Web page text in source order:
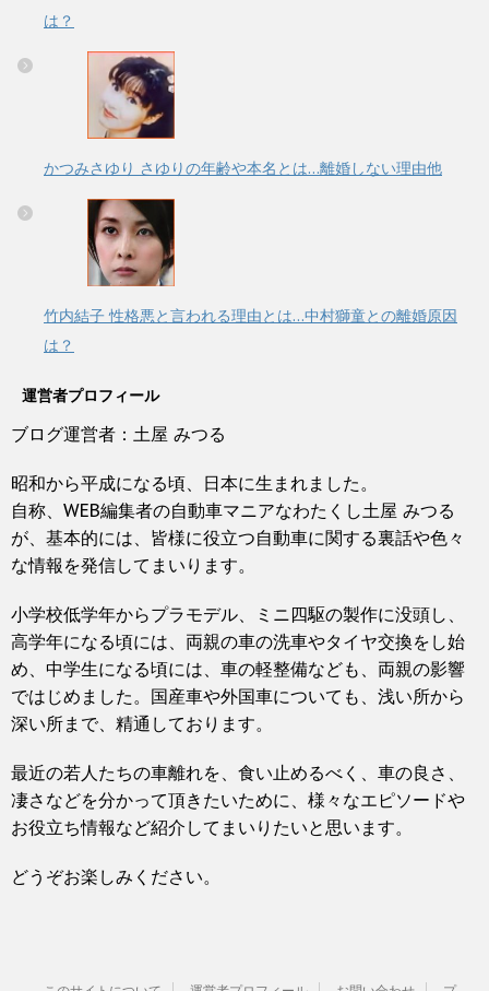
は？
かつみさゆり さゆりの年齢や本名とは…離婚しない理由他
竹内結子 性格悪と言われる理由とは…中村獅童との離婚原因
は？
運営者プロフィール
ブログ運営者：土屋 みつる
昭和から平成になる頃、日本に生まれました。
自称、WEB編集者の自動車マニアなわたくし土屋 みつる
が、基本的には、皆様に役立つ自動車に関する裏話や色々
な情報を発信してまいります。
小学校低学年からプラモデル、ミニ四駆の製作に没頭し、
高学年になる頃には、両親の車の洗車やタイヤ交換をし始
め、中学生になる頃には、車の軽整備なども、両親の影響
ではじめました。国産車や外国車についても、浅い所から
深い所まで、精通しております。
最近の若人たちの車離れを、食い止めるべく、車の良さ、
凄さなどを分かって頂きたいために、様々なエピソードや
お役立ち情報など紹介してまいりたいと思います。
どうぞお楽しみください。